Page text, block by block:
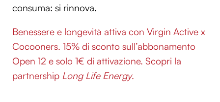
consuma: si rinnova.
Benessere e longevità attiva con Virgin Active x
Cocooners. 15% di sconto sull’abbonamento
Open 12 e solo 1€ di attivazione. Scopri la
partnership Long Life Energy.